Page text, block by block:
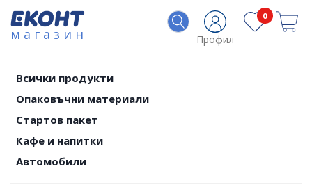
магазин Профил
0
Всички продукти
Опаковъчни материали
Стартов пакет
Кафе и напитки
Автомобили